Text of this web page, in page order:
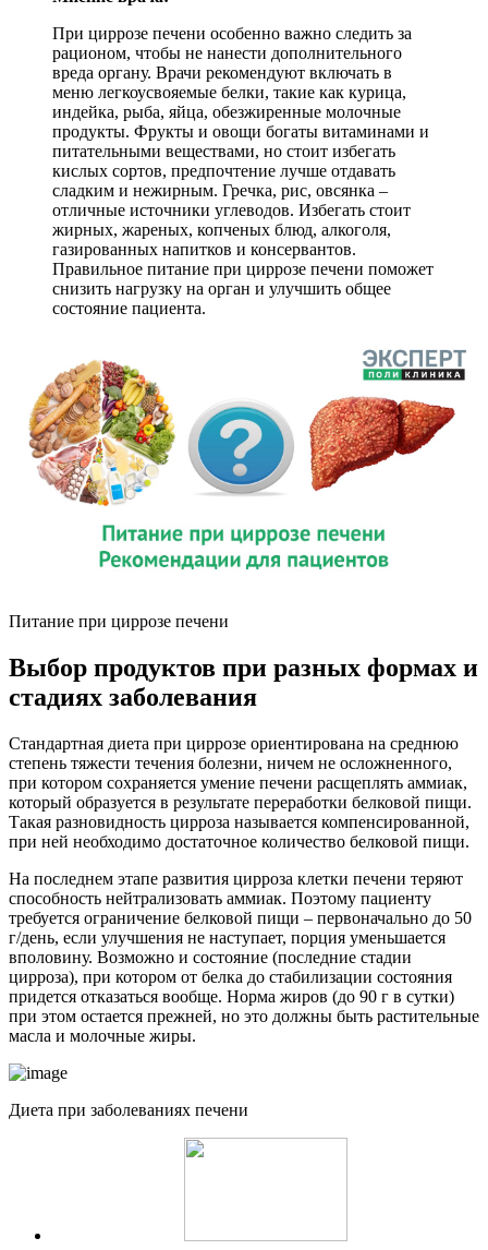
При циррозе печени особенно важно следить за
рационом, чтобы не нанести дополнительного
вреда органу. Врачи рекомендуют включать в
меню легкоусвояемые белки, такие как курица,
индейка, рыба, яйца, обезжиренные молочные
продукты. Фрукты и овощи богаты витаминами и
питательными веществами, но стоит избегать
кислых сортов, предпочтение лучше отдавать
сладким и нежирным. Гречка, рис, овсянка –
отличные источники углеводов. Избегать стоит
жирных, жареных, копченых блюд, алкоголя,
газированных напитков и консервантов.
Правильное питание при циррозе печени поможет
снизить нагрузку на орган и улучшить общее
состояние пациента.
Питание при циррозе печени
Выбор продуктов при разных формах и
стадиях заболевания
Стандартная диета при циррозе ориентирована на среднюю
степень тяжести течения болезни, ничем не осложненного,
при котором сохраняется умение печени расщеплять аммиак,
который образуется в результате переработки белковой пищи.
Такая разновидность цирроза называется компенсированной,
при ней необходимо достаточное количество белковой пищи.
На последнем этапе развития цирроза клетки печени теряют
способность нейтрализовать аммиак. Поэтому пациенту
требуется ограничение белковой пищи – первоначально до 50
г/день, если улучшения не наступает, порция уменьшается
вполовину. Возможно и состояние (последние стадии
цирроза), при котором от белка до стабилизации состояния
придется отказаться вообще. Норма жиров (до 90 г в сутки)
при этом остается прежней, но это должны быть растительные
масла и молочные жиры.
Диета при заболеваниях печени